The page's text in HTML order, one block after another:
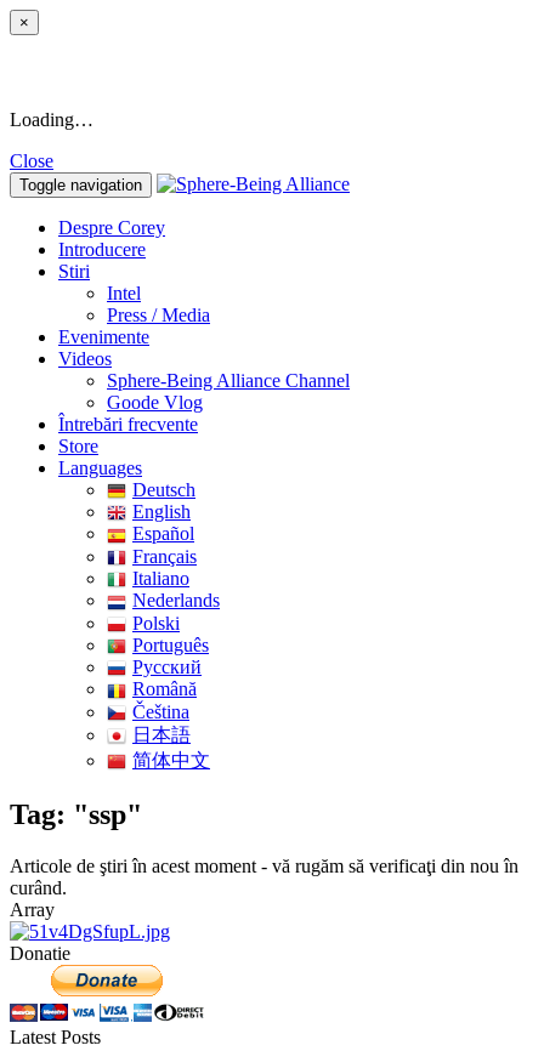
×
Loading…
Close
Toggle navigation
Despre Corey
Introducere
Stiri
Intel
Press / Media
Evenimente
Videos
Sphere-Being Alliance Channel
Goode Vlog
Întrebări frecvente
Store
Languages
Deutsch
English
Español
Français
Italiano
Nederlands
Polski
Português
Pусский
Română
Čeština
日本語
简体中文
Tag: "ssp"
Articole de ştiri în acest moment - vă rugăm să verificaţi din nou în
curând.
Array
Donatie
Latest Posts